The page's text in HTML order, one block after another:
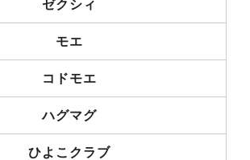
ゼクシィ
モエ
コドモエ
ハグマグ
ひよこクラブ